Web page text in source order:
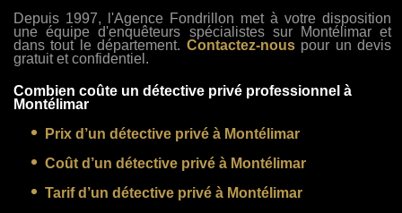
Depuis 1997, l'Agence Fondrillon met à votre disposition
une équipe d'enquêteurs spécialistes sur Montélimar et
dans tout le département. Contactez-nouspour un devis
gratuit et confidentiel.
Combien coûte un détective privé professionnel à
Montélimar
Prix d’un détective privé à Montélimar
Coût d’un détective privé à Montélimar
Tarif d’un détective privé à Montélimar